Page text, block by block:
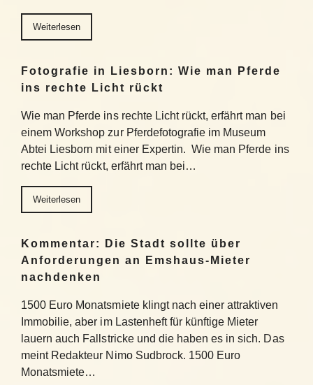
Weiterlesen
Fotografie in Liesborn: Wie man Pferde
ins rechte Licht rückt
Wie man Pferde ins rechte Licht rückt, erfährt man bei
einem Workshop zur Pferdefotografie im Museum
Abtei Liesborn mit einer Expertin. Wie man Pferde ins
rechte Licht rückt, erfährt man bei…
Weiterlesen
Kommentar: Die Stadt sollte über
Anforderungen an Emshaus-Mieter
nachdenken
1500 Euro Monatsmiete klingt nach einer attraktiven
Immobilie, aber im Lastenheft für künftige Mieter
lauern auch Fallstricke und die haben es in sich. Das
meint Redakteur Nimo Sudbrock. 1500 Euro
Monatsmiete…